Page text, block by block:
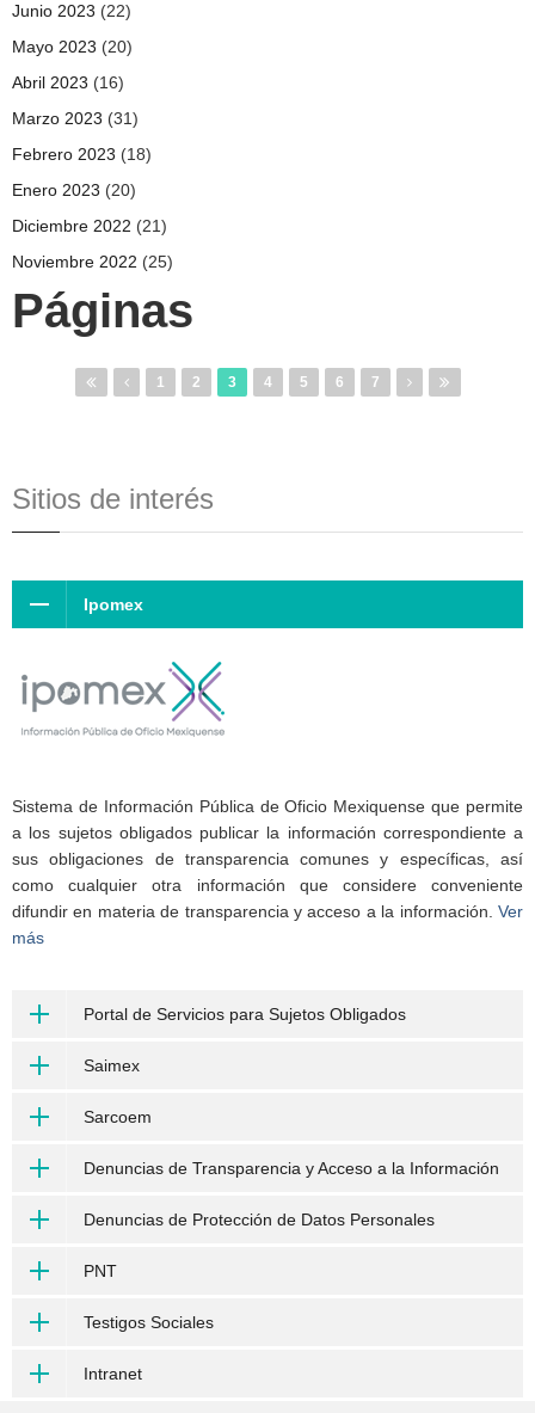
Junio 2023 (22)
Mayo 2023 (20)
Abril 2023 (16)
Marzo 2023 (31)
Febrero 2023 (18)
Enero 2023 (20)
Diciembre 2022 (21)
Noviembre 2022 (25)
Páginas
1 2 3 4 5 6 7
Sitios de interés
Ipomex
Sistema de Información Pública de Oficio Mexiquense que permite
a los sujetos obligados publicar la información correspondiente a
sus obligaciones de transparencia comunes y específicas, así
como cualquier otra información que considere conveniente
difundir en materia de transparencia y acceso a la información. Ver
más
Portal de Servicios para Sujetos Obligados
Saimex
Sarcoem
Denuncias de Transparencia y Acceso a la Información
Denuncias de Protección de Datos Personales
PNT
Testigos Sociales
Intranet